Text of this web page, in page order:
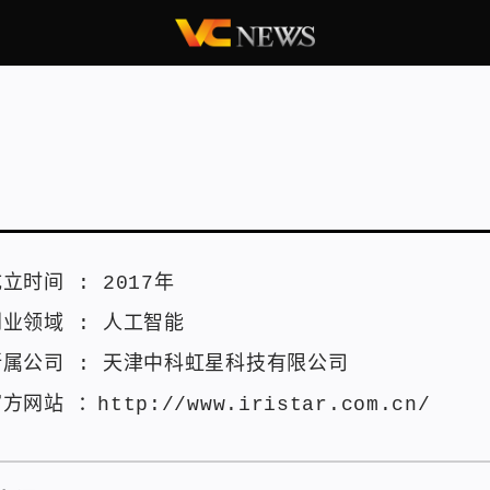
立时间 : 2017年
业领域 : 人工智能
属公司 : 天津中科虹星科技有限公司
网站 ： http://www.iristar.com.cn/